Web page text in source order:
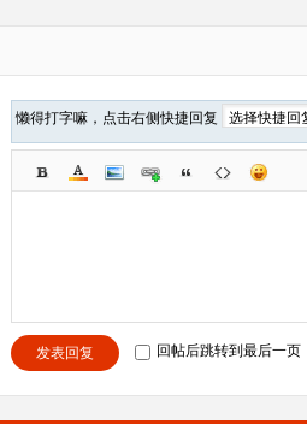
懒得打字嘛，点击右侧快捷回复
发表回复 回帖后跳转到最后一页